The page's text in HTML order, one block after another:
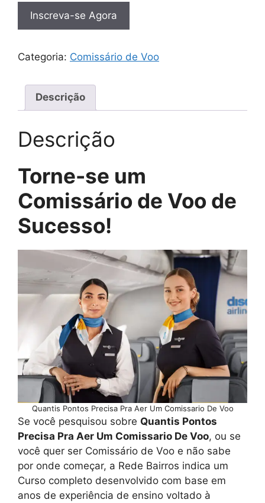
Inscreva-se Agora
Categoria: Comissário de Voo
Descrição
Descrição
Torne-se um
Comissário de Voo de
Sucesso!
Quantis Pontos Precisa Pra Aer Um Comissario De Voo
Se você pesquisou sobre Quantis Pontos
Precisa Pra Aer Um Comissario De Voo, ou se
você quer ser Comissário de Voo e não sabe
por onde começar, a Rede Bairros indica um
Curso completo desenvolvido com base em
anos de experiência de ensino voltado à